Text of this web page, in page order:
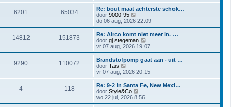
t
r
i
h
t
e
e
r
c
h
t
a
t
s
e
b
e
r
i
h
t
i
k
a
t
s
e
e
r
i
c
h
t
6201 65034
Re: bout maat achterste schok…
door 9000-95
e
k
j
k
a
t
s
e
b
e
r
do 06 aug, 2026 22:09
14812 151873
Re: Airco komt niet meer in. …
door gj.stegeman
e
k
i
k
a
vr 07 aug, 2026 19:07
9290 110072
Brandstofpomp gaat aan - uit …
door Tais
e
k
i
j
k
vr 07 aug, 2026 20:15
4 118
Re: 9-2 in Santa Fe, New Mexi…
door Style&Co
e
k
wo 22 jul, 2026 8:56